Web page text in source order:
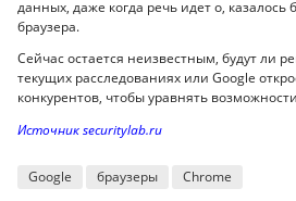
данных, даже когда речь идет о, казалось
браузера.
Сейчас остается неизвестным, будут ли
текущих расследованиях или Google
конкурентов, чтобы уравнять
Источник securitylab.ru
Google браузеры Chrome